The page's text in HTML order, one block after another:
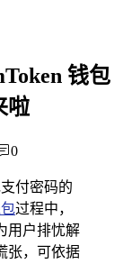
钱包
啦
0
付密码的
过程中，
用户排忧解
张，可依据